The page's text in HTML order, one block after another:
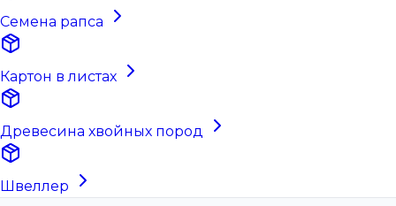
Семена рапса
Картон в листах
Древесина хвойных пород
Швеллер